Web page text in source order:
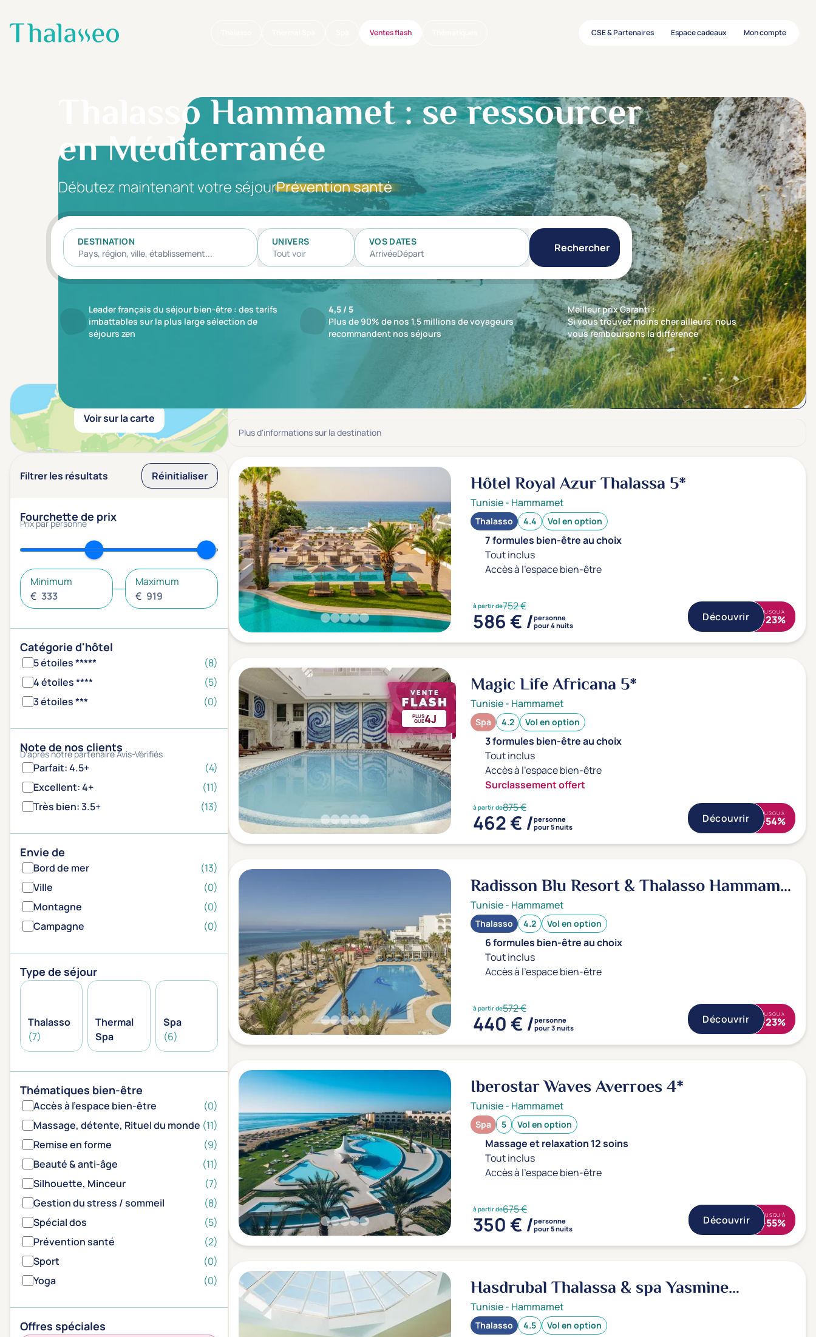
Aller au contenu principal Ventes flash CSE & Partenaires Espace cadeaux Mon compte
Thalasso Hammamet : se ressourcer
en Méditerranée
Débutez maintenant votre séjourPrévention santé
DESTINATION
UNIVERS
Tout voir
VOS DATES
ArrivéeDépart Rechercher
Leader français du séjour bien-être : des tarifs
imbattables sur la plus large sélection de
séjours zen
4,5 / 5
Plus de 90% de nos 1,5 millions de voyageurs
recommandent nos séjours
Meilleur prix Garanti :
Si vous trouvez moins cher ailleurs, nous
vous remboursons la différence
Voir sur la carte
Filtrer les résultats Réinitialiser
Fourchette de prix
Prix par personne
Minimum
€
Maximum
€
Catégorie d'hôtel
5 étoiles *****
(8)
4 étoiles ****
(5)
3 étoiles ***
(0)
Note de nos clients
D'après notre partenaire Avis-Vérifiés
Parfait: 4.5+
(4)
Excellent: 4+
(11)
Très bien: 3.5+
(13)
Envie de
Bord de mer
(13)
Ville
(0)
Montagne
(0)
Campagne
(0)
Type de séjour
Thalasso
(7)
Thermal
Spa
Spa
(6)
Thématiques bien-être
Accès à l'espace bien-être
(0)
Massage, détente, Rituel du monde (11)
Remise en forme
(9)
Beauté & anti-âge
(11)
Silhouette, Minceur
(7)
Gestion du stress / sommeil
(8)
Spécial dos
(5)
Prévention santé
(2)
Sport
(0)
Yoga
(0)
Offres spéciales
jusqu'à -59% Trier par Nos recommandations en premier
Plus d'informations sur la destination
Hôtel Royal Azur Thalassa 5*
Tunisie- Hammamet
Thalasso 4.4 Vol en option
7 formules bien-être au choix
Tout inclus
Accès à l'espace bien-être
à partir de752 €
586 € /personne
pour 4 nuits
Découvrir JUSQU'À
-23%
PLUS
QUE4J
Magic Life Africana 5*
Tunisie- Hammamet
Spa 4.2 Vol en option
3 formules bien-être au choix
Tout inclus
Accès à l'espace bien-être
Surclassement offert
à partir de875 €
462 € /personne
pour 5 nuits
Découvrir JUSQU'À
-54%
Radisson Blu Resort & Thalasso Hammamet
5*
Tunisie- Hammamet
Thalasso 4.2 Vol en option
6 formules bien-être au choix
Tout inclus
Accès à l'espace bien-être
à partir de572 €
440 € /personne
pour 3 nuits
Découvrir JUSQU'À
-23%
Iberostar Waves Averroes4*
Tunisie- Hammamet
Spa 5 Vol en option
Massage et relaxation 12 soins
Tout inclus
Accès à l'espace bien-être
à partir de675 €
350 € /personne
pour 5 nuits
Découvrir JUSQU'À
-55%
Hasdrubal Thalassa & spa Yasmine
Hammamet5*
Tunisie- Hammamet
Thalasso 4.5 Vol en option